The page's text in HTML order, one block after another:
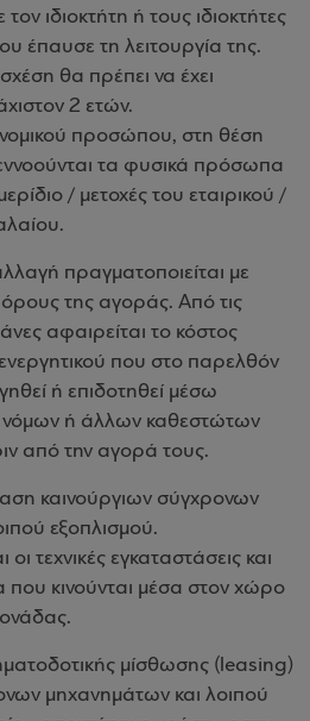
ιδιοκτήτη ή τους ιδιοκτήτες
έπαυσε τη λειτουργία της.
θα πρέπει να έχει
2 ετών.
προσώπου, στη θέση
τα φυσικά πρόσωπα
/ μετοχές του εταιρικού /
πραγματοποιείται με
της αγοράς. Από τις
αφαιρείται το κόστος
που στο παρελθόν
ή επιδοτηθεί μέσω
νόμων ή άλλων καθεστώτων
από την αγορά τους.
καινούργιων σύγχρονων
εξοπλισμού.
τεχνικές εγκαταστάσεις και
που κινούνται μέσα στον χώρο
μίσθωσης (leasing)
μηχανημάτων και λοιπού